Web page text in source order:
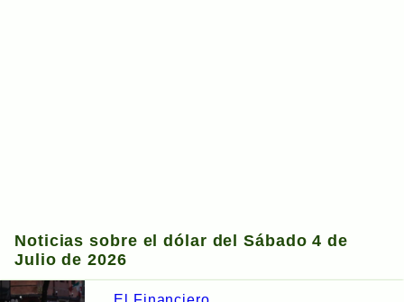
Noticias sobre el dólar del Sábado 4 de
Julio de 2026